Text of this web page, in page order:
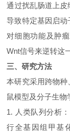
通过扰乱肠道上
导致特定基因启
对细胞功能及肿
Wnt信号来逆转这
三、研究方法
本研究采用跨物
鼠模型及分子生物
1. 人类队列分析：
行全基因组甲基